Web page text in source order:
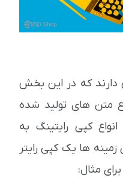
دارند که در این بخش
متن های تولید شده
کپی رایتینگ به
زمینه ها یک کپی رایتر
مثال: